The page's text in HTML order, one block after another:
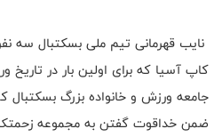
نایب قهرمانی تیم ملی بسکتبال سه
کاپ آسیا که برای اولین بار در تاریخ
جامعه ورزش و خانواده بزرگ
ضمن خداقوت گفتن به مجموعه